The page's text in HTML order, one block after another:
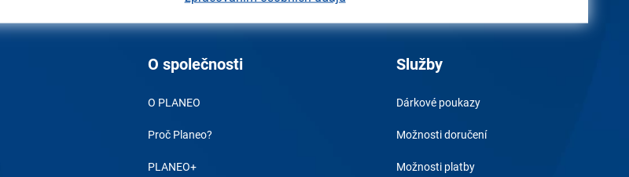
O společnosti
O PLANEO
Proč Planeo?
PLANEO+
Služby
Dárkové poukazy
Možnosti doručení
Možnosti platby